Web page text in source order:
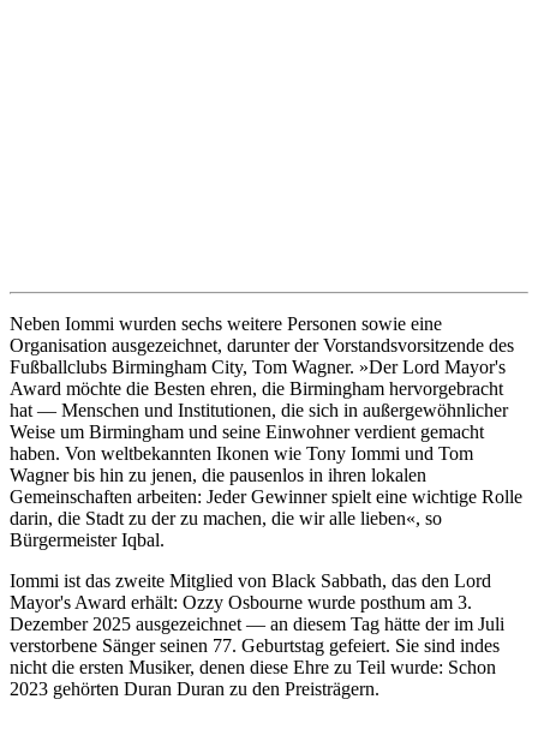
Neben Iommi wurden sechs weitere Personen sowie eine
Organisation ausgezeichnet, darunter der Vorstandsvorsitzende des
Fußballclubs Birmingham City, Tom Wagner. »Der Lord Mayor's
Award möchte die Besten ehren, die Birmingham hervorgebracht
hat — Menschen und Institutionen, die sich in außergewöhnlicher
Weise um Birmingham und seine Einwohner verdient gemacht
haben. Von weltbekannten Ikonen wie Tony Iommi und Tom
Wagner bis hin zu jenen, die pausenlos in ihren lokalen
Gemeinschaften arbeiten: Jeder Gewinner spielt eine wichtige Rolle
darin, die Stadt zu der zu machen, die wir alle lieben«, so
Bürgermeister Iqbal.
Iommi ist das zweite Mitglied von Black Sabbath, das den Lord
Mayor's Award erhält: Ozzy Osbourne wurde posthum am 3.
Dezember 2025 ausgezeichnet — an diesem Tag hätte der im Juli
verstorbene Sänger seinen 77. Geburtstag gefeiert. Sie sind indes
nicht die ersten Musiker, denen diese Ehre zu Teil wurde: Schon
2023 gehörten Duran Duran zu den Preisträgern.